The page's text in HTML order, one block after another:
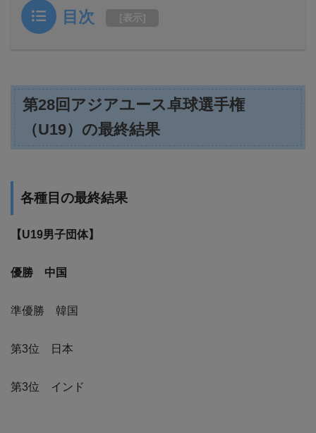
目次 [表示]
第28回アジアユース卓球選手権
（U19）の最終結果
各種目の最終結果
【U19男子団体】
優勝 中国
準優勝 韓国
第3位 日本
第3位 インド